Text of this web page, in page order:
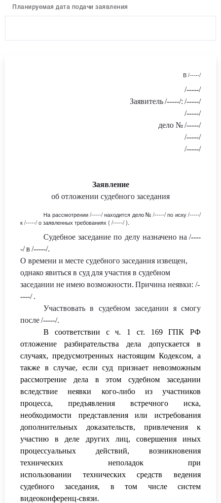
Планируемая дата подачи заявления
В/-----/
/-----/
Заявитель/-----/: /-----/
/-----/
дело №/-----/
/-----/
/-----/
Заявление
об отложении судебного заседания
На рассмотрении /-----/ находится дело № /-----/по иску/-----/
к/-----/о заявленных требованиях ( /-----/ ).
Судебное заседание по делу назначено на /----
-/в /-----/.
О времени и месте судебного заседания извещен,
однако явиться в суд для участия в судебном
заседании не имею возможности. Причина неявки: /-
----/ .
Участвовать в судебном заседании я смогу
после/-----/.
В соответствии с ч. 1 ст. 169 ГПК РФ
отложение разбирательства дела допускается в
случаях, предусмотренных настоящим Кодексом, а
также в случае, если суд признает невозможным
рассмотрение дела в этом судебном заседании
вследствие неявки кого-либо из участников
процесса, предъявления встречного иска,
необходимости представления или истребования
дополнительных доказательств, привлечения к
участию в деле других лиц, совершения иных
процессуальных действий, возникновения
технических неполадок при
использовании технических средств ведения
судебного заседания, в том числе систем
видеоконференц-связи.